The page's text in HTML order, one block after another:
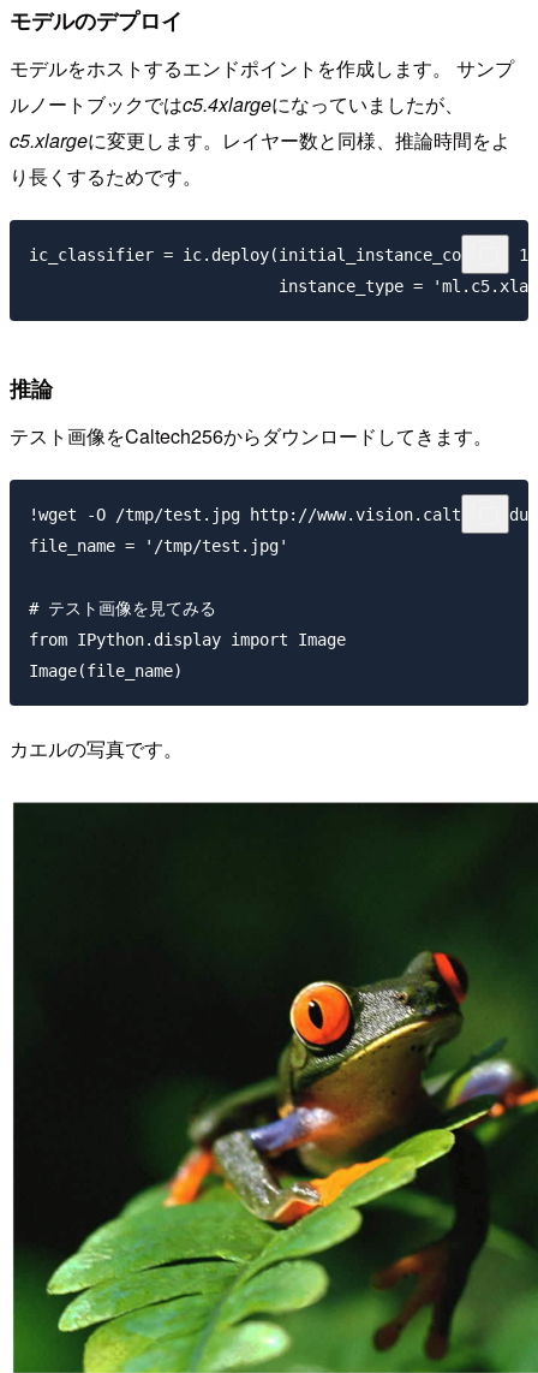
モデルのデプロイ
モデルをホストするエンドポイントを作成します。 サンプ
ルノートブックではc5.4xlargeになっていましたが、
c5.xlargeに変更します。レイヤー数と同様、推論時間をよ
り長くするためです。
ic_classifier = ic.deploy(initial_instance_count = 1,
推論
テスト画像をCaltech256からダウンロードしてきます。
!wget -O /tmp/test.jpg http://www.vision.caltech.edu/
file_name = '/tmp/test.jpg'
# テスト画像を見てみる
from IPython.display import Image
カエルの写真です。